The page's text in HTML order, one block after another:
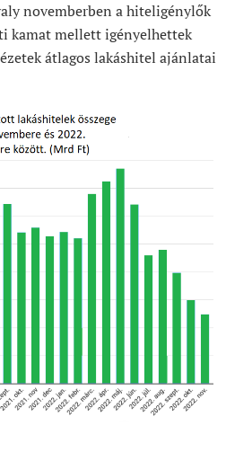
novemberben a hiteligénylők
kamat mellett igényelhettek
átlagos lakáshitel ajánlatai